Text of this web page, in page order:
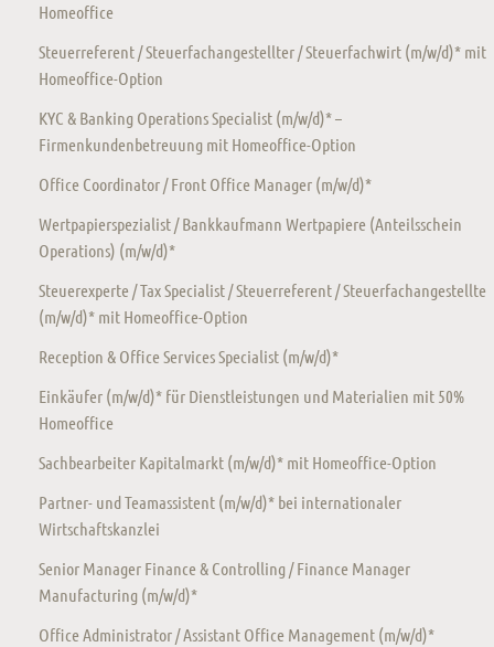
Homeoffice
Steuerreferent / Steuerfachangestellter / Steuerfachwirt (m/w/d)* mit
Homeoffice-Option
KYC & Banking Operations Specialist (m/w/d)* –
Firmenkundenbetreuung mit Homeoffice-Option
Office Coordinator / Front Office Manager (m/w/d)*
Wertpapierspezialist / Bankkaufmann Wertpapiere (Anteilsschein
Operations) (m/w/d)*
Steuerexperte / Tax Specialist / Steuerreferent / Steuerfachangestellte
(m/w/d)* mit Homeoffice-Option
Reception & Office Services Specialist (m/w/d)*
Einkäufer (m/w/d)* für Dienstleistungen und Materialien mit 50%
Homeoffice
Sachbearbeiter Kapitalmarkt (m/w/d)* mit Homeoffice-Option
Partner- und Teamassistent (m/w/d)* bei internationaler
Wirtschaftskanzlei
Senior Manager Finance & Controlling / Finance Manager
Manufacturing (m/w/d)*
Office Administrator / Assistant Office Management (m/w/d)*